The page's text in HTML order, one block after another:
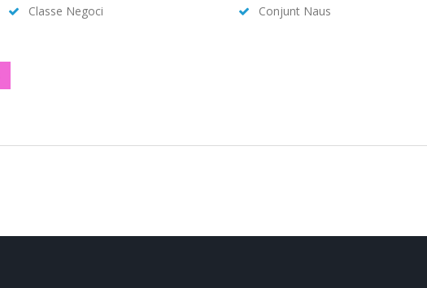
Classe Negoci
Conjunt Naus